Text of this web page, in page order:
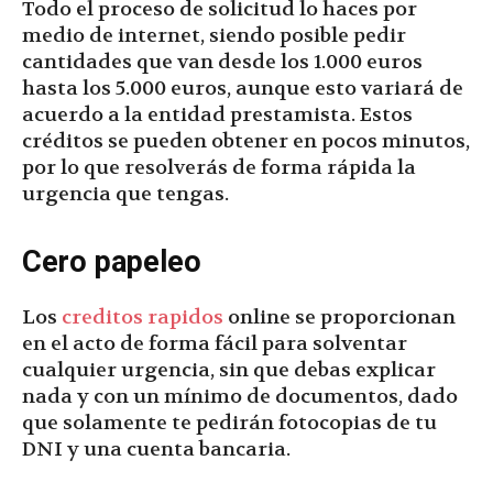
Todo el proceso de solicitud lo haces por
medio de internet, siendo posible pedir
cantidades que van desde los 1.000 euros
hasta los 5.000 euros, aunque esto variará de
acuerdo a la entidad prestamista. Estos
créditos se pueden obtener en pocos minutos,
por lo que resolverás de forma rápida la
urgencia que tengas.
Cero papeleo
Los creditos rapidos online se proporcionan
en el acto de forma fácil para solventar
cualquier urgencia, sin que debas explicar
nada y con un mínimo de documentos, dado
que solamente te pedirán fotocopias de tu
DNI y una cuenta bancaria.